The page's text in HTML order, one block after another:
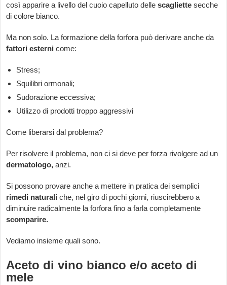
così apparire a livello del cuoio capelluto dellescagliette secche
di colore bianco.
Ma non solo. La formazione della forfora può derivare anche da
fattori esterni come:
Stress;
Squilibri ormonali;
Sudorazione eccessiva;
Utilizzo di prodotti troppo aggressivi
Come liberarsi dal problema?
Per risolvere il problema, non ci si deve per forza rivolgere ad un
dermatologo, anzi.
Si possono provare anche a mettere in pratica dei semplici
rimedi naturali che, nel giro di pochi giorni, riuscirebbero a
diminuire radicalmente la forfora fino a farla completamente
scomparire.
Vediamo insieme quali sono.
Aceto di vino bianco e/o aceto di
mele